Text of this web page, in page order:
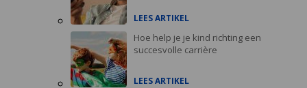
LEES ARTIKEL
Hoe help je je kind richting een
succesvolle carrière
LEES ARTIKEL